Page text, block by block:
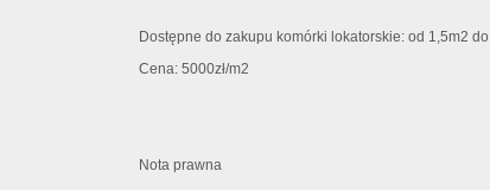
Dostępne do zakupu komórki lokatorskie: od 1,5m2
Cena: 5000zł/m2
Nota prawna